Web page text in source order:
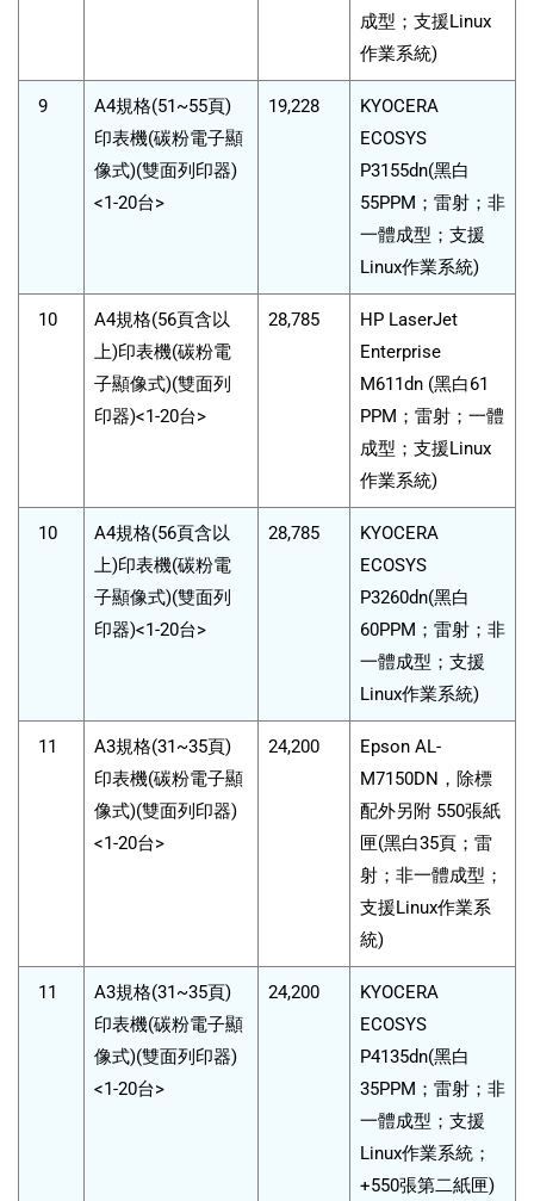
成型；支援Linux
作業系統)
9
A4規格(51~55頁)
印表機(碳粉電子顯
像式)(雙面列印器)
<1-20台>
19,228
KYOCERA
ECOSYS
P3155dn(黑白
55PPM；雷射；非
一體成型；支援
Linux作業系統)
10
A4規格(56頁含以
上)印表機(碳粉電
子顯像式)(雙面列
印器)<1-20台>
28,785
HP LaserJet
Enterprise
M611dn (黑白61
PPM；雷射；一體
成型；支援Linux
作業系統)
10
A4規格(56頁含以
上)印表機(碳粉電
子顯像式)(雙面列
印器)<1-20台>
28,785
KYOCERA
ECOSYS
P3260dn(黑白
60PPM；雷射；非
一體成型；支援
Linux作業系統)
11
A3規格(31~35頁)
印表機(碳粉電子顯
像式)(雙面列印器)
<1-20台>
24,200
Epson AL-
M7150DN，除標
配外另附 550張紙
匣(黑白35頁；雷
射；非一體成型；
支援Linux作業系
統)
11
A3規格(31~35頁)
印表機(碳粉電子顯
像式)(雙面列印器)
<1-20台>
24,200
KYOCERA
ECOSYS
P4135dn(黑白
35PPM；雷射；非
一體成型；支援
Linux作業系統；
+550張第二紙匣)